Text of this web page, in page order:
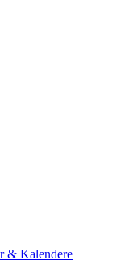
& Kalendere